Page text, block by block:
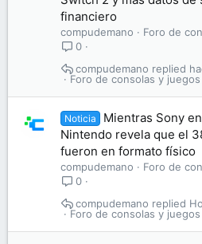
financiero
compudemano
Foro de
0
Foro de consolas y juegos
compudemano
Noticia
Mientras Sony
Nintendo revela que el
fueron en formato físico
compudemano
Foro de
0
Foro de consolas y juegos
compudemano